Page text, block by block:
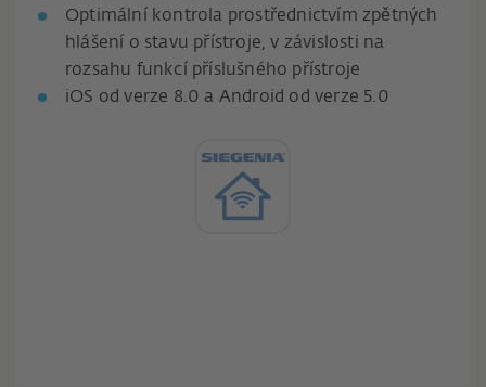
Optimální kontrola prostřednictvím zpětných
hlášení o stavu přístroje, v závislosti na
rozsahu funkcí příslušného přístroje
iOS od verze 8.0 a Android od verze 5.0